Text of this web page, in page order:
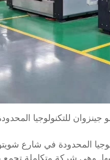
للتكنولوجيا
المحدودة في شارع